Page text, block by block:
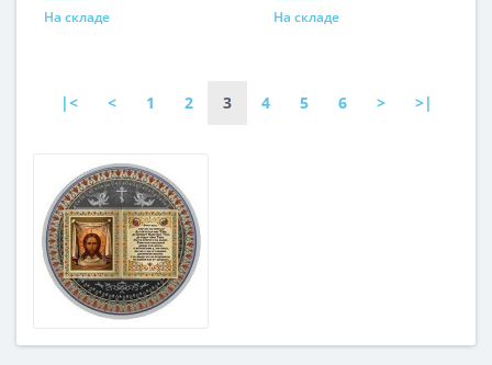
На складе На складе
|< < 1 2 3 4 5 6 > >|